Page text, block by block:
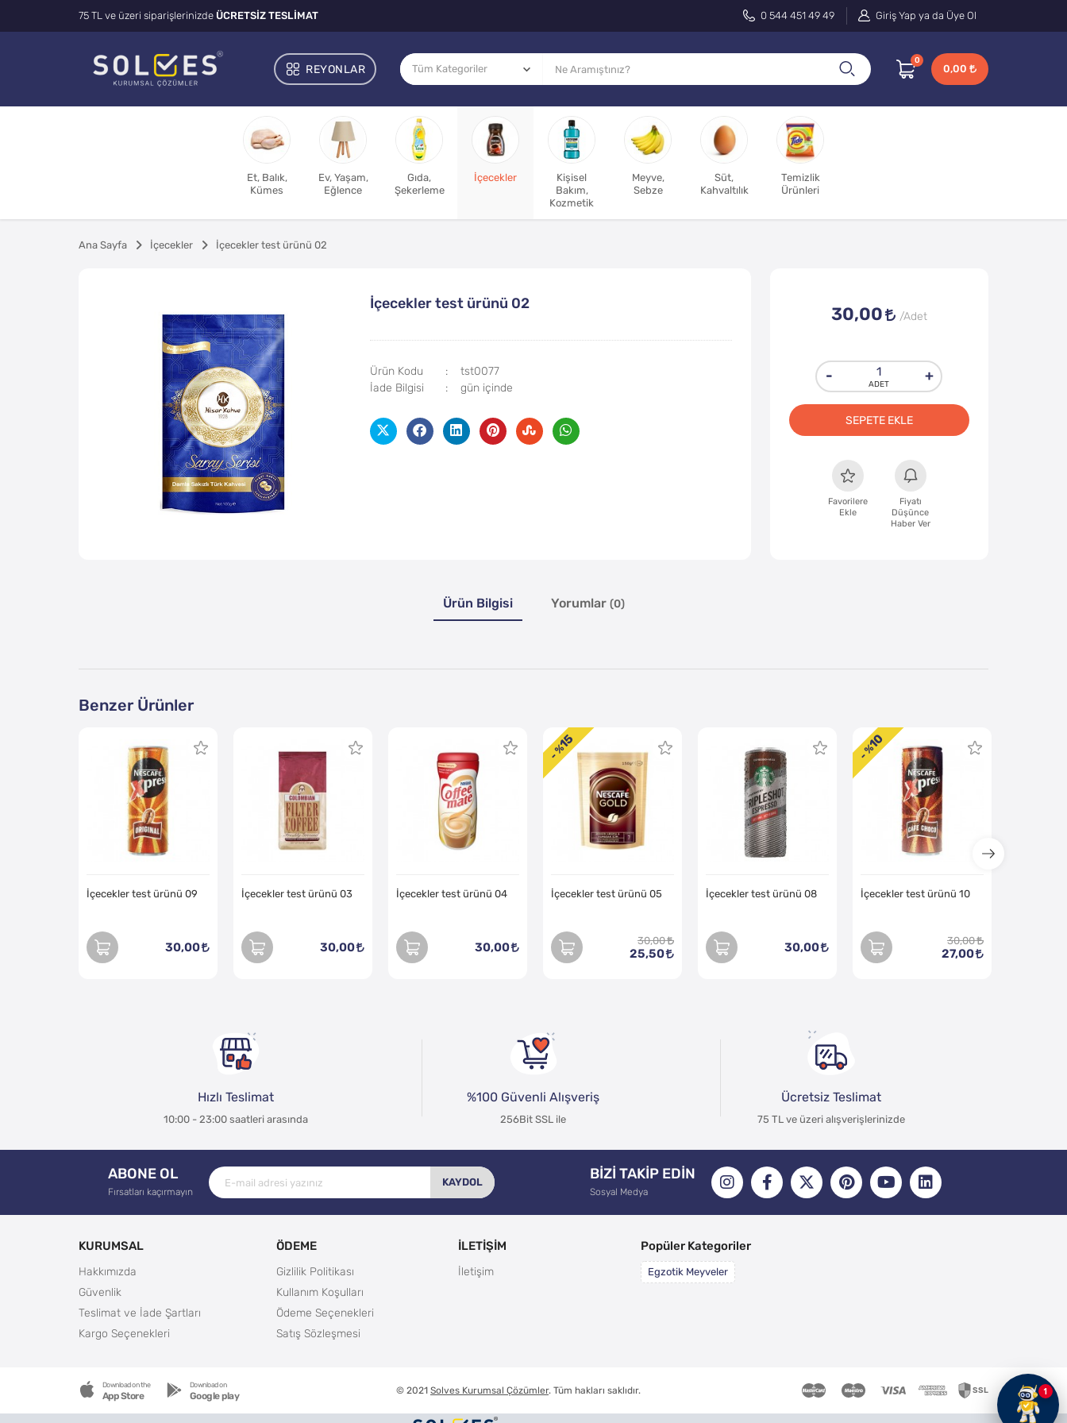
1
75 TL ve üzeri siparişlerinizde ÜCRETSİZ TESLİMAT 0 544 451 49 49 Giriş Yap ya da Üye Ol
REYONLAR
0
0,00
Et, Balık,
Kümes
Ev, Yaşam,
Eğlence
Gıda,
Şekerleme
İçecekler
Kişisel
Bakım,
Kozmetik
Meyve,
Sebze
Süt,
Kahvaltılık
Temizlik
Ürünleri
Ana Sayfa İçecekler İçecekler test ürünü 02
İçecekler test ürünü 02
Ürün Kodu
tst0077
İade Bilgisi
30,00
- +
SEPETE EKLE
Favorilere
Ekle
Fiyatı
Düşünce
Haber Ver
Ürün Bilgisi Yorumlar (0)
Benzer Ürünler
İçecekler test ürünü 09
30,00
İçecekler test ürünü 03
30,00
İçecekler test ürünü 04
30,00
İçecekler test ürünü 05
30,00
25,50
- %
15
İçecekler test ürünü 08
30,00
İçecekler test ürünü 10
30,00
27,00
- %
10
Hızlı Teslimat
10:00 - 23:00 saatleri arasında
%100 Güvenli Alışveriş
256Bit SSL ile
Ücretsiz Teslimat
75 TL ve üzeri alışverişlerinizde
ABONE OL
Fırsatları kaçırmayın
KAYDOL
BİZİ TAKİP EDİN
Sosyal Medya
KURUMSAL
Hakkımızda
Güvenlik
Teslimat ve İade Şartları
Kargo Seçenekleri
ÖDEME
Gizlilik Politikası
Kullanım Koşulları
Ödeme Seçenekleri
Satış Sözleşmesi
İLETİŞİM
İletişim
Popüler Kategoriler
Egzotik Meyveler
Download on the
App Store
Download on
Google play © 2021 Solves Kurumsal Çözümler. Tüm hakları saklıdır.